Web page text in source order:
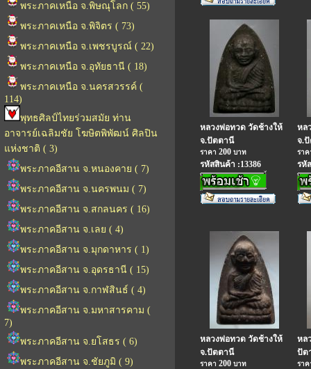
พระภาคเหนือ จ.พิษณุโลก ( 55)
พระภาคเหนือ จ.พิจิตร ( 73)
พระภาคเหนือ จ.เพชรบูรณ์ ( 22)
พระภาคเหนือ จ.อุทัยธานี ( 18)
พระภาคเหนือ จ.นครสวรรค์ (
114)
พุทธศิลป์ไทยร่วมสมัย ท่าน
อาจารย์เฉลิมชัย โฆษิตพิพัฒน์ ศิลปิน
แห่งชาติ ( 3)
พระภาคอีสาน จ.หนองคาย ( 7)
พระภาคอีสาน จ.นครพนม ( 7)
พระภาคอีสาน จ.สกลนคร ( 16)
พระภาคอีสาน จ.เลย ( 4)
พระภาคอีสาน จ.มุกดาหาร ( 1)
พระภาคอีสาน จ.อุดรธานี ( 15)
พระภาคอีสาน จ.กาฬสินธ์ ( 4)
พระภาคอีสาน จ.มหาสารคาม (
7)
พระภาคอีสาน จ.ยโสธร ( 6)
พระภาคอีสาน จ.ชัยภูมิ ( 9)
หลวงพ่อทวด วัดช้างให้
จ.ปัตตานี
ราคา 200 บาท
รหัสสินค้า :13386
หล
จ.
รา
รหั
หลวงพ่อทวด วัดช้างให้
จ.ปัตตานี
ราคา 200 บาท
หล
ปัต
รา